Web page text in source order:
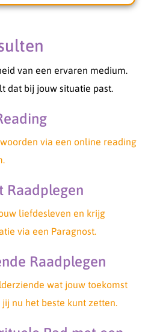
die het leven soms met
je echt verder mee
aan antwoorden,
in de rug, je bent van
ik je om weer met
Kali✨
van een ervaren medium.
dat bij jouw situatie past.
via een online reading
Raadplegen
liefdesleven en krijg
via een Paragnost.
Raadplegen
wat jouw toekomst
nu het beste kunt zetten.